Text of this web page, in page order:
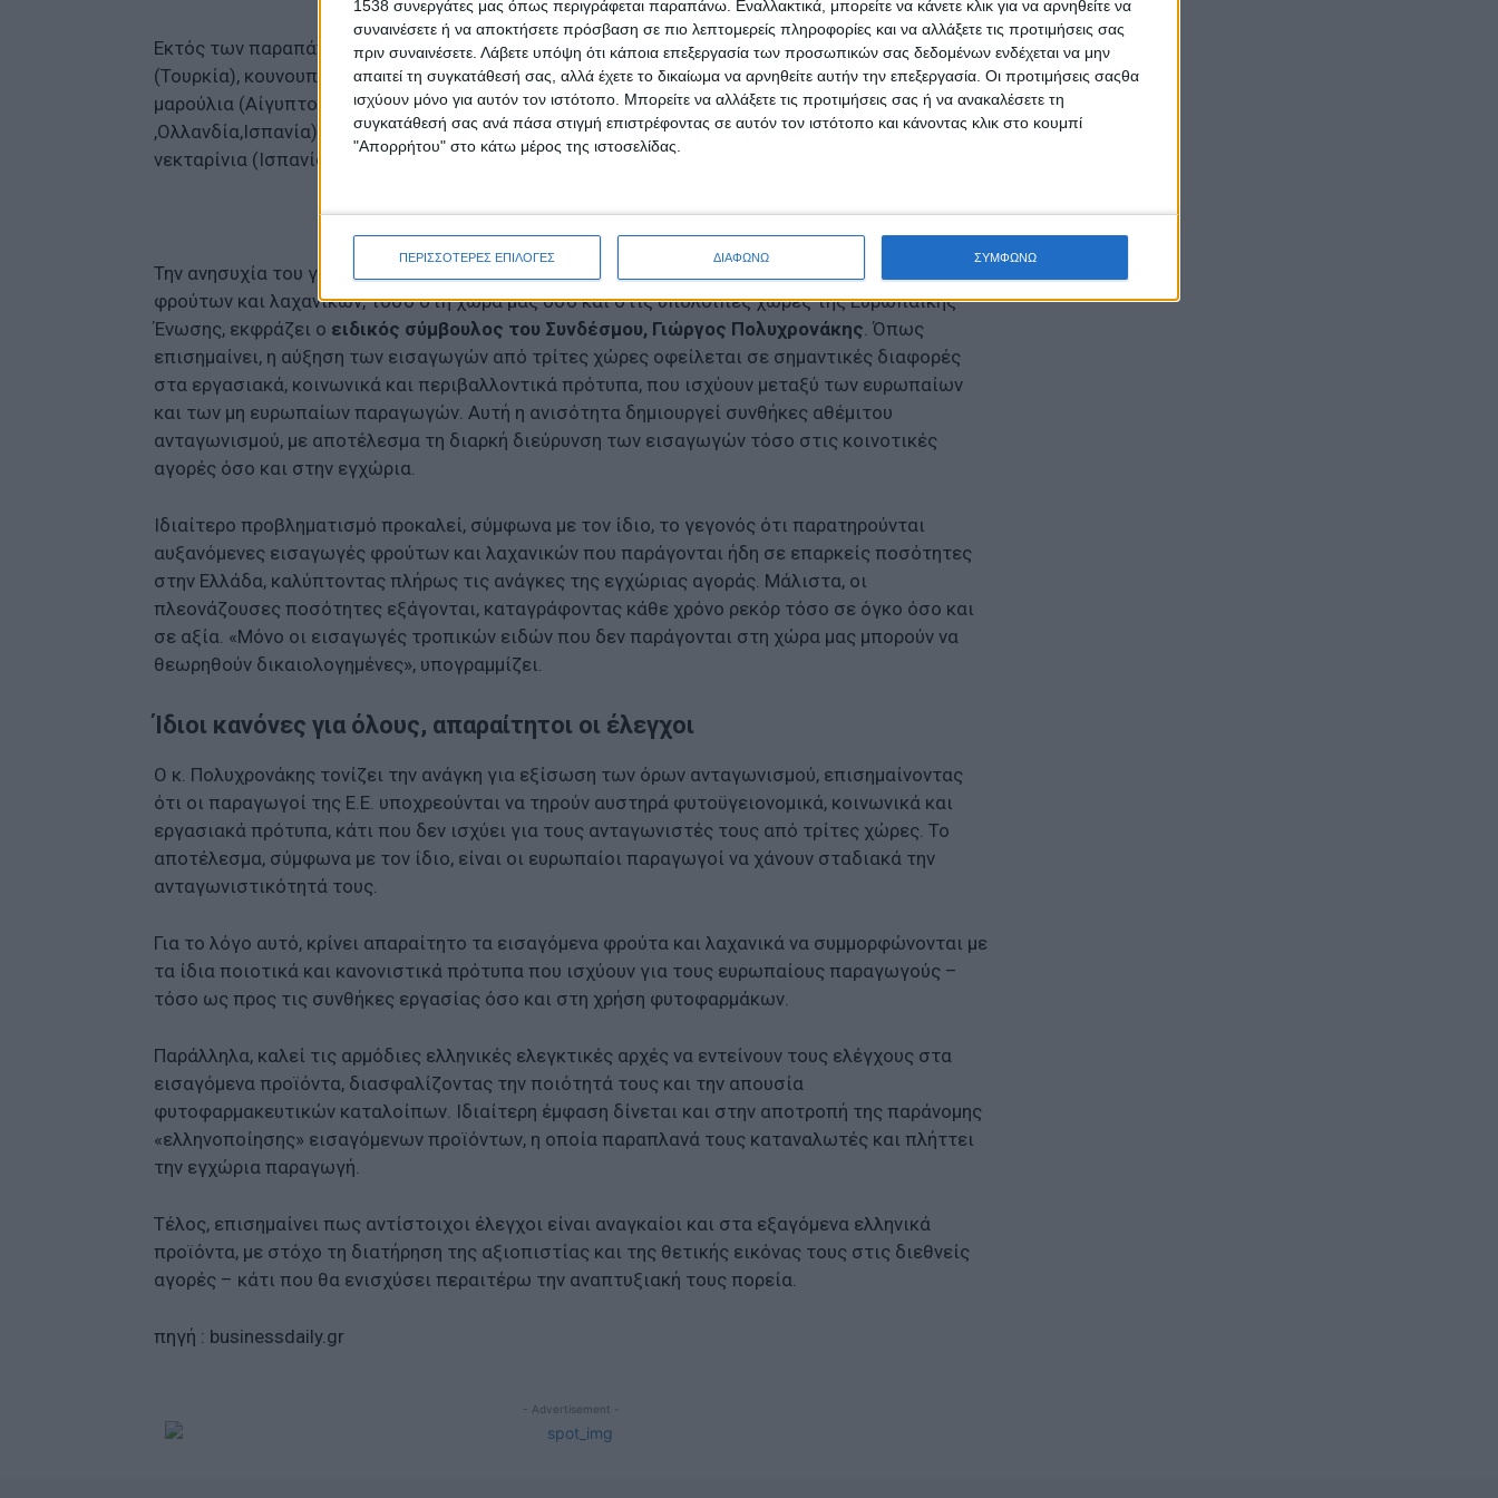
1538 συνεργάτες μας όπως περιγράφεται παραπάνω. Εναλλακτικά, μπορείτε να κάνετε κλικ για να αρνηθείτε να
συναινέσετε ή να αποκτήσετε πρόσβαση σε πιο λεπτομερείς πληροφορίες και να αλλάξετε τις προτιμήσεις σας
πριν συναινέσετε. Λάβετε υπόψη ότι κάποια επεξεργασία των προσωπικών σας δεδομένων ενδέχεται να μην
απαιτεί τη συγκατάθεσή σας, αλλά έχετε το δικαίωμα να αρνηθείτε αυτήν την επεξεργασία. Οι προτιμήσεις σαςθα
ισχύουν μόνο για αυτόν τον ιστότοπο. Μπορείτε να αλλάξετε τις προτιμήσεις σας ή να ανακαλέσετε τη
συγκατάθεσή σας ανά πάσα στιγμή επιστρέφοντας σε αυτόν τον ιστότοπο και κάνοντας κλικ στο κουμπί
"Απορρήτου" στο κάτω μέρος της ιστοσελίδας.
ΠΕΡΙΣΣΟΤΕΡΕΣ ΕΠΙΛΟΓΕΣ ΔΙΑΦΩΝΩ ΣΥΜΦΩΝΩ
Εκτός των παραπάνω εισήχθησαν και άλλα φρούτα και λαχανικά όπως π.χ κολοκυθάκια
(Τουρκία), κουνουπίδια (Ιταλία, Βουλγαρία, καρότα (Ολλανδία, Βέλγιο), σκόρδα (Ιταλία, Ισπανία) ,
μαρούλια (Αίγυπτος) ακόμη και ραπανάκια (Ιταλία), μάραθο (Ιταλία), καρπούζια
,Ολλανδία,Ισπανία), πεπόνια (Ολλανδία, Αίγυπτος), μάνγκο (Ολλανδία, Ισπανία, Ιταλία),
νεκταρίνια (Ισπανία), κ.α
Την ανησυχία του για τη συνεχή ενίσχυση του ξένου ανταγωνισμού στις αγορές νωπών
φρούτων και λαχανικών, τόσο στη χώρα μας όσο και στις υπόλοιπες χώρες της Ευρωπαϊκής
Ένωσης, εκφράζει ο ειδικός σύμβουλος του Συνδέσμου, Γιώργος Πολυχρονάκης. Όπως
επισημαίνει, η αύξηση των εισαγωγών από τρίτες χώρες οφείλεται σε σημαντικές διαφορές
στα εργασιακά, κοινωνικά και περιβαλλοντικά πρότυπα, που ισχύουν μεταξύ των ευρωπαίων
και των μη ευρωπαίων παραγωγών. Αυτή η ανισότητα δημιουργεί συνθήκες αθέμιτου
ανταγωνισμού, με αποτέλεσμα τη διαρκή διεύρυνση των εισαγωγών τόσο στις κοινοτικές
αγορές όσο και στην εγχώρια.
Ιδιαίτερο προβληματισμό προκαλεί, σύμφωνα με τον ίδιο, το γεγονός ότι παρατηρούνται
αυξανόμενες εισαγωγές φρούτων και λαχανικών που παράγονται ήδη σε επαρκείς ποσότητες
στην Ελλάδα, καλύπτοντας πλήρως τις ανάγκες της εγχώριας αγοράς. Μάλιστα, οι
πλεονάζουσες ποσότητες εξάγονται, καταγράφοντας κάθε χρόνο ρεκόρ τόσο σε όγκο όσο και
σε αξία. «Μόνο οι εισαγωγές τροπικών ειδών που δεν παράγονται στη χώρα μας μπορούν να
θεωρηθούν δικαιολογημένες», υπογραμμίζει.
Ίδιοι κανόνες για όλους, απαραίτητοι οι έλεγχοι
Ο κ. Πολυχρονάκης τονίζει την ανάγκη για εξίσωση των όρων ανταγωνισμού, επισημαίνοντας
ότι οι παραγωγοί της Ε.Ε. υποχρεούνται να τηρούν αυστηρά φυτοϋγειονομικά, κοινωνικά και
εργασιακά πρότυπα, κάτι που δεν ισχύει για τους ανταγωνιστές τους από τρίτες χώρες. Το
αποτέλεσμα, σύμφωνα με τον ίδιο, είναι οι ευρωπαίοι παραγωγοί να χάνουν σταδιακά την
ανταγωνιστικότητά τους.
Για το λόγο αυτό, κρίνει απαραίτητο τα εισαγόμενα φρούτα και λαχανικά να συμμορφώνονται με
τα ίδια ποιοτικά και κανονιστικά πρότυπα που ισχύουν για τους ευρωπαίους παραγωγούς –
τόσο ως προς τις συνθήκες εργασίας όσο και στη χρήση φυτοφαρμάκων.
Παράλληλα, καλεί τις αρμόδιες ελληνικές ελεγκτικές αρχές να εντείνουν τους ελέγχους στα
εισαγόμενα προϊόντα, διασφαλίζοντας την ποιότητά τους και την απουσία
φυτοφαρμακευτικών καταλοίπων. Ιδιαίτερη έμφαση δίνεται και στην αποτροπή της παράνομης
«ελληνοποίησης» εισαγόμενων προϊόντων, η οποία παραπλανά τους καταναλωτές και πλήττει
την εγχώρια παραγωγή.
Τέλος, επισημαίνει πως αντίστοιχοι έλεγχοι είναι αναγκαίοι και στα εξαγόμενα ελληνικά
προϊόντα, με στόχο τη διατήρηση της αξιοπιστίας και της θετικής εικόνας τους στις διεθνείς
αγορές – κάτι που θα ενισχύσει περαιτέρω την αναπτυξιακή τους πορεία.
πηγή : businessdaily.gr
- Advertisement -